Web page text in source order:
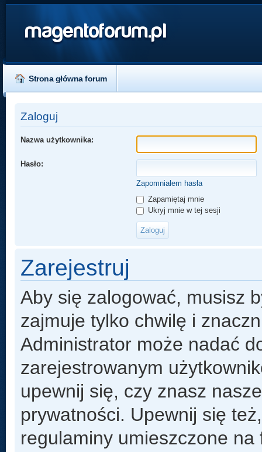
magentoforum.pl
Strona główna forum
Zaloguj
Nazwa użytkownika:
Hasło:
Zapomniałem hasła
Zapamiętaj mnie
Ukryj mnie w tej sesji
Zarejestruj
Aby się zalogować, musisz
zajmuje tylko chwilę i
Administrator może nadać
zarejestrowanym
upewnij się, czy znasz
prywatności. Upewnij się
regulaminy umieszczone na